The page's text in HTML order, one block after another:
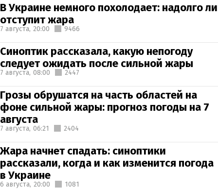
В Украине немного похолодает: надолго ли
отступит жара
7 августа, 20:00 9466
Синоптик рассказала, какую непогоду
следует ожидать после сильной жары
7 августа, 08:00 2447
Грозы обрушатся на часть областей на
фоне сильной жары: прогноз погоды на 7
августа
7 августа, 06:21 2404
Жара начнет спадать: синоптики
рассказали, когда и как изменится погода
в Украине
6 августа, 20:00 1081